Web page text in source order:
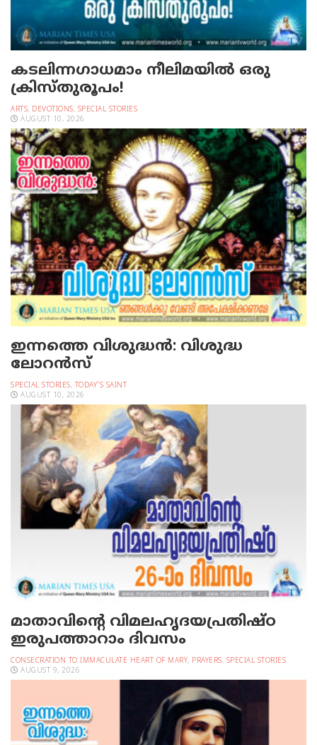
കടലിന്നഗാധമാം നീലിമയില്‍ ഒരു
ക്രിസ്തുരൂപം!
ARTS, DEVOTIONS, SPECIAL STORIES
AUGUST 10, 2026
ഇന്നത്തെ വിശുദ്ധന്‍: വിശുദ്ധ
ലോറന്‍സ്‌
SPECIAL STORIES, TODAY'S SAINT
AUGUST 10, 2026
മാതാവിന്റെ വിമലഹൃദയപ്രതിഷ്ഠ
ഇരുപത്താറാം ദിവസം
CONSECRATION TO IMMACULATE HEART OF MARY, PRAYERS, SPECIAL STORIES
AUGUST 9, 2026